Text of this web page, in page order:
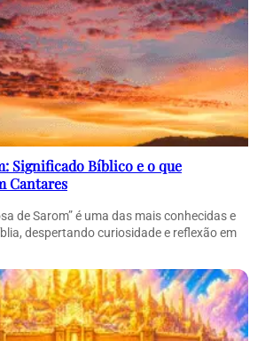
Significado Bíblico e o que
Cantares
de Sarom” é uma das mais conhecidas e
despertando curiosidade e reflexão em